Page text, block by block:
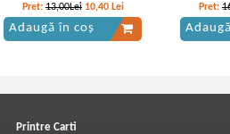
Pret: 13,00Lei 10,40 Lei
Adaugă în coș
Pret:
Printre Carti